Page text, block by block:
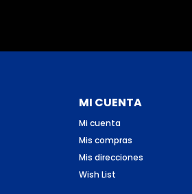
MI CUENTA
Mi cuenta
Mis compras
Mis direcciones
Wish List